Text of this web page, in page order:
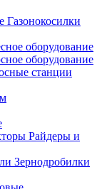
Газонокосилки
оборудование
оборудование
станции
Райдеры и
Зернодробилки